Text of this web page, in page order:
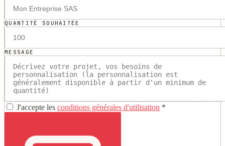
QUANTITÉ SOUHAITÉE
MESSAGE
J'accepte les conditions générales d'utilisation *